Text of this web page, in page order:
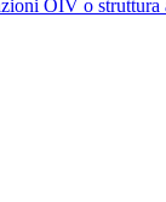
OIV o struttura